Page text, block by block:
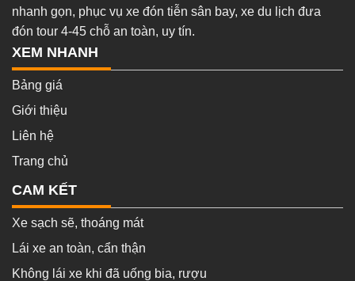
nhanh gọn, phục vụ xe đón tiễn sân bay, xe du lịch đưa
đón tour 4-45 chỗ an toàn, uy tín.
XEM NHANH
Bảng giá
Giới thiệu
Liên hệ
Trang chủ
CAM KẾT
Xe sạch sẽ, thoáng mát
Lái xe an toàn, cẩn thận
Không lái xe khi đã uống bia, rượu